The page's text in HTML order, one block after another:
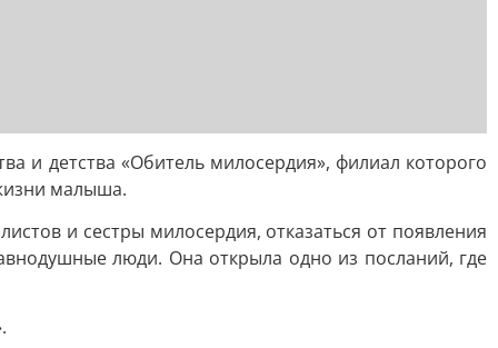
и детства «Обитель милосердия», филиал которого
малыша.
и сестры милосердия, отказаться от появления
люди. Она открыла одно из посланий, где